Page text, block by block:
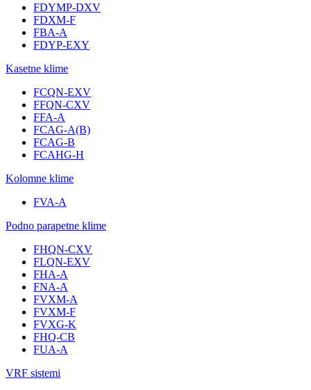
FDYMP-DXV
FDXM-F
FBA-A
FDYP-EXY
Kasetne klime
FCQN-EXV
FFQN-CXV
FFA-A
FCAG-A(B)
FCAG-B
FCAHG-H
Kolomne klime
FVA-A
Podno parapetne klime
FHQN-CXV
FLQN-EXV
FHA-A
FNA-A
FVXM-A
FVXM-F
FVXG-K
FHQ-CB
FUA-A
VRF sistemi